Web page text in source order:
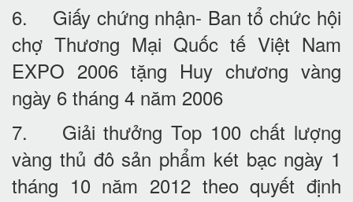
6. Giấy chứng nhận- Ban tổ chức hội
chợ Thương Mại Quốc tế Việt Nam
EXPO 2006 tặng Huy chương vàng
ngày 6 tháng 4 năm 2006
7. Giải thưởng Top 100 chất lượng
vàng thủ đô sản phẩm két bạc ngày 1
tháng 10 năm 2012 theo quyết định